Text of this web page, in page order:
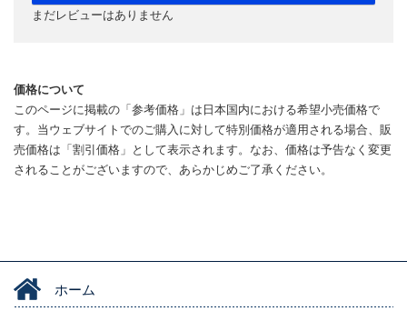
まだレビューはありません
価格について
このページに掲載の「参考価格」は日本国内における希望小売価格で
す。当ウェブサイトでのご購入に対して特別価格が適用される場合、販
売価格は「割引価格」として表示されます。なお、価格は予告なく変更
されることがございますので、あらかじめご了承ください。
ホーム